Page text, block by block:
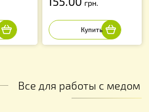
грн.
Все для работы с медом